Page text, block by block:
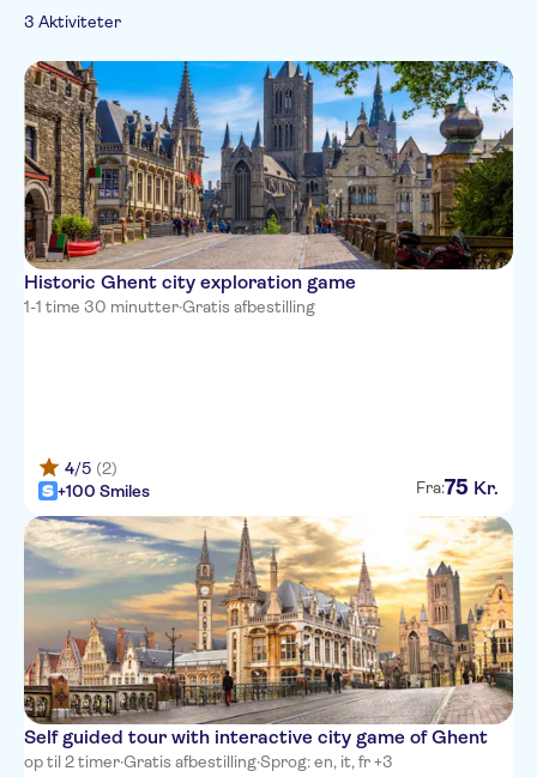
Italian
3 Aktiviteter
Historic Ghent city exploration game
1-1 time 30 minutter·Gratis afbestilling
4/5 (2)
+100 Smiles
Fra:75 Kr.
Self guided tour with interactive city game of Ghent
op til 2 timer·Gratis afbestilling·Sprog: en, it, fr +3